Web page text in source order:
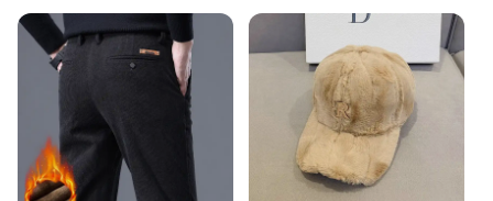
looking for high-quality, durable scrubs.